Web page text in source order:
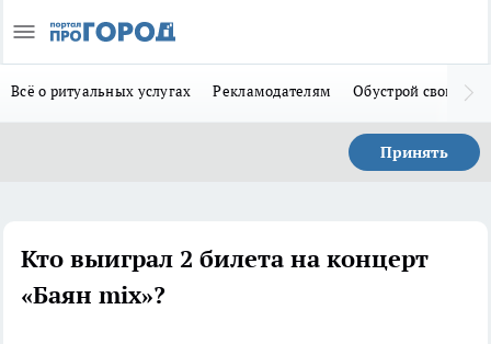
Всё о ритуальных услугах Рекламодателям Обустрой свой дом
Принять
Кто выиграл 2 билета на концерт
«Баян mix»?